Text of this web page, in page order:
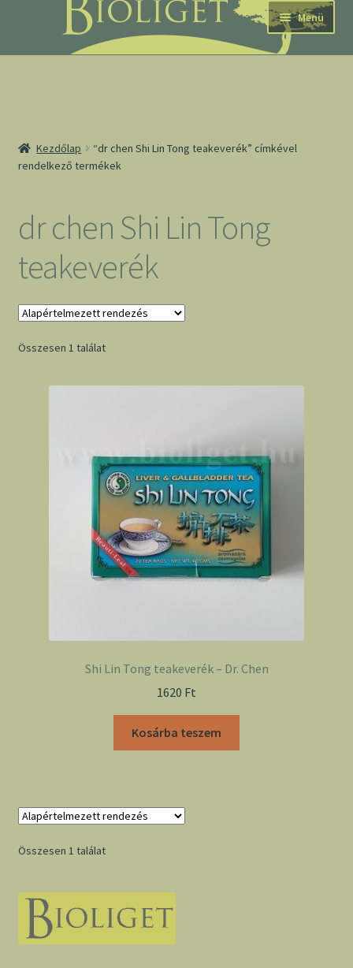
navigációhoz
tartalomba
Menü
Kezdőlap
“dr chen Shi Lin Tong teakeverék” címkével
rendelkező termékek
dr chen Shi Lin Tong
teakeverék
Összesen 1 találat
Shi Lin Tong teakeverék – Dr. Chen
1620 Ft
Kosárba teszem
Összesen 1 találat